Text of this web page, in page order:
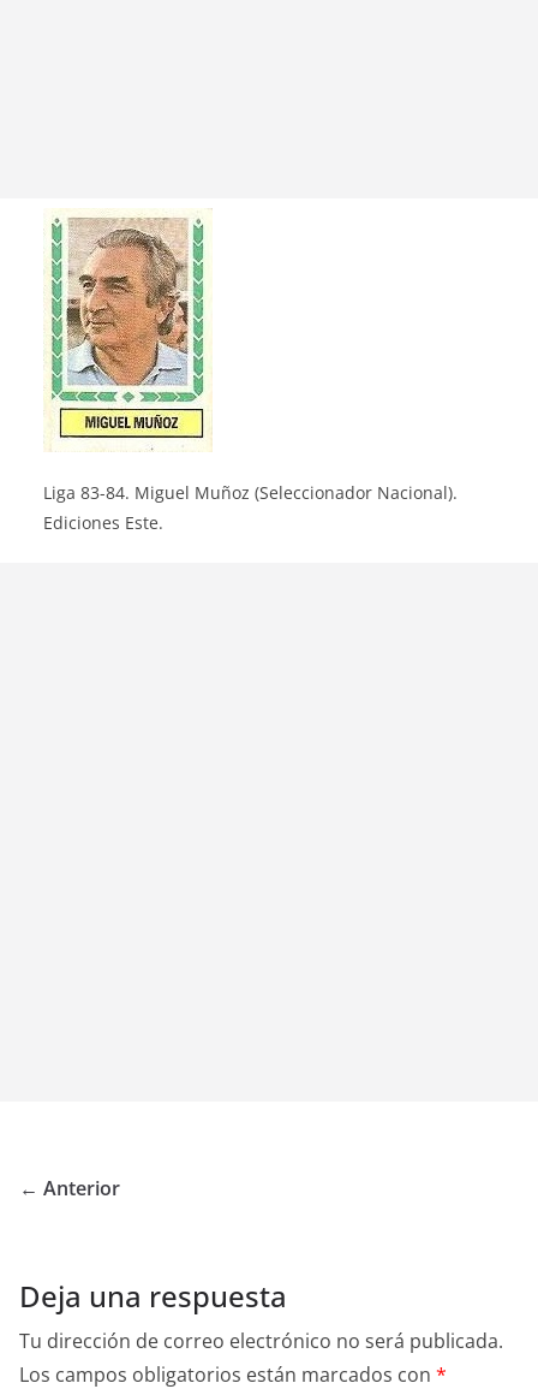
Liga 83-84. Miguel Muñoz (Seleccionador Nacional).
Ediciones Este.
← Anterior
Deja una respuesta
Tu dirección de correo electrónico no será publicada.
Los campos obligatorios están marcados con *